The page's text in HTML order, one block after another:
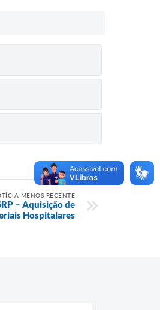
MENOS RECENTE
– Aquisição de
Hospitalares